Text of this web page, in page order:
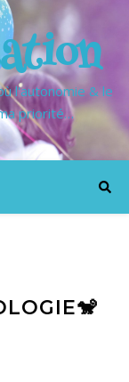
l'autonomie & le
priorité…